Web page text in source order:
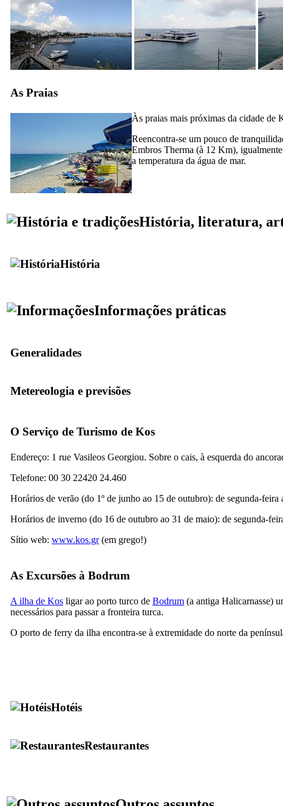
As Praias
Às praias mais próximas da cidade de
Reencontra-se um pouco de
Embros Therma (à 12 Km),
a temperatura da água de mar.
História, literatura,
História
Informações práticas
Generalidades
Metereologia e previsões
O Serviço de Turismo de Kos
Endereço: 1 rue Vasileos Georgiou. Sobre o cais, à esquerda do
Telefone: 00 30 22420 24.460
Horários de verão (do 1º de junho ao 15 de outubro): de segunda-
Horários de inverno (do 16 de outubro ao 31 de maio): de segunda-
Sítio web: www.kos.gr(em grego!)
As Excursões à Bodrum
A ilha de Kos ligar ao porto turco de Bodrum (a antiga Halicarnasse)
necessários para passar a fronteira turca.
O porto de ferry da ilha encontra-se à extremidade do norte da
Hotéis
Restaurantes